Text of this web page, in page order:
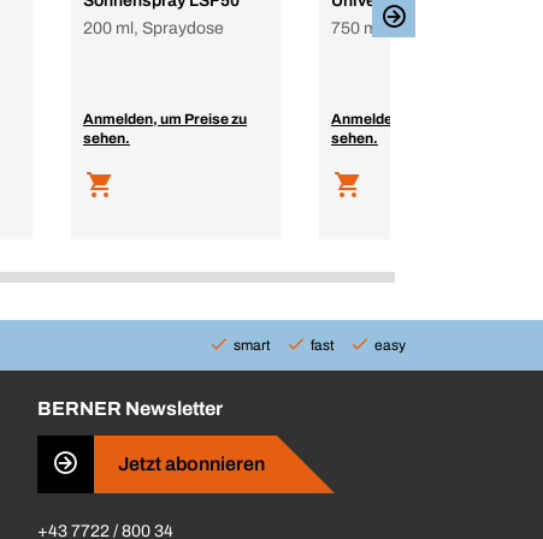
200 ml, Spraydose
Anmelden, um Preise zu
sehen.
750 ml, Dose
Anmelden, um Preise zu
sehen.
smart fast easy
BERNER Newsletter
Jetzt abonnieren
+43 7722 / 800 34